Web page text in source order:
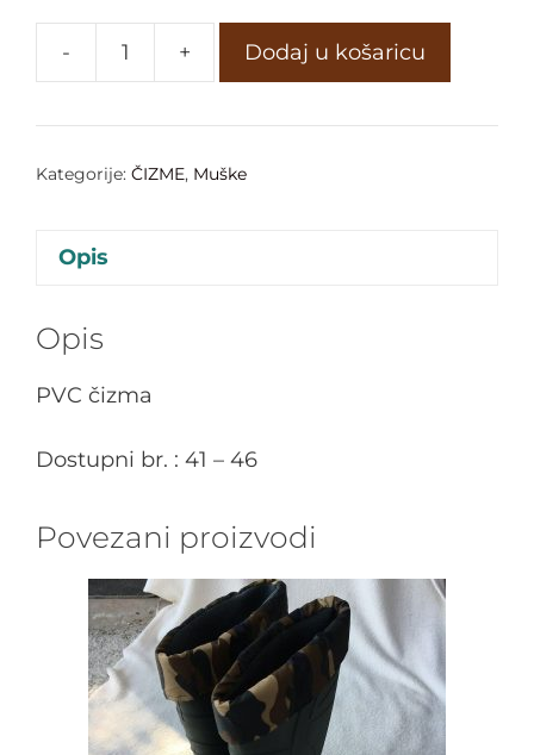
- + Dodaj u košaricu
Kategorije: ČIZME, Muške
Opis
Opis
PVC čizma
Dostupni br. : 41 – 46
Povezani proizvodi